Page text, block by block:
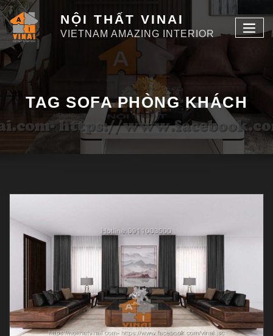
NỘI THẤT VINAI
VIETNAM AMAZING INTERIOR
TAG SOFA PHÒNG KHÁCH